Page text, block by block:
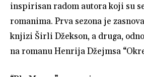
inspirisan radom autora koji su
romanima. Prva sezona je
knjizi Širli Džekson, a druga,
na romanu Henrija Džejmsa